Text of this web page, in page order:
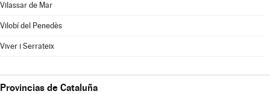
Vilassar de Mar
Vilobí del Penedès
Viver i Serrateix
Provincias de Cataluña